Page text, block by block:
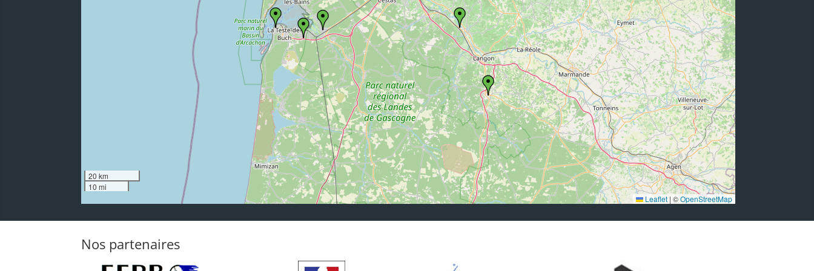
20 km
10 mi
Leaflet | ©OpenStreetMap
Nos partenaires